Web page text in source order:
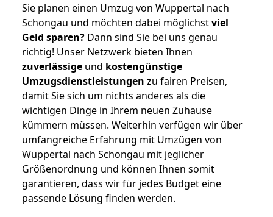
Sie planen einen Umzug von Wuppertal nach
Schongau und möchten dabei möglichstviel
Geld sparen? Dann sind Sie bei uns genau
richtig! Unser Netzwerk bieten Ihnen
zuverlässige und kostengünstige
Umzugsdienstleistungen zu fairen Preisen,
damit Sie sich um nichts anderes als die
wichtigen Dinge in Ihrem neuen Zuhause
kümmern müssen. Weiterhin verfügen wir über
umfangreiche Erfahrung mit Umzügen von
Wuppertal nach Schongau mit jeglicher
Größenordnung und können Ihnen somit
garantieren, dass wir für jedes Budget eine
passende Lösung finden werden.